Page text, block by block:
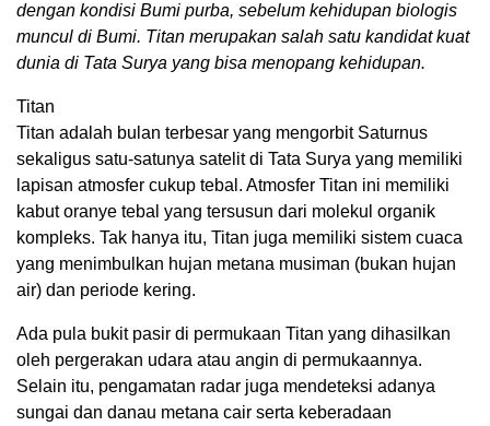
dengan kondisi Bumi purba, sebelum kehidupan biologis
muncul di Bumi. Titan merupakan salah satu kandidat kuat
dunia di Tata Surya yang bisa menopang kehidupan.
Titan
Titan adalah bulan terbesar yang mengorbit Saturnus
sekaligus satu-satunya satelit di Tata Surya yang memiliki
lapisan atmosfer cukup tebal. Atmosfer Titan ini memiliki
kabut oranye tebal yang tersusun dari molekul organik
kompleks. Tak hanya itu, Titan juga memiliki sistem cuaca
yang menimbulkan hujan metana musiman (bukan hujan
air) dan periode kering.
Ada pula bukit pasir di permukaan Titan yang dihasilkan
oleh pergerakan udara atau angin di permukaannya.
Selain itu, pengamatan radar juga mendeteksi adanya
sungai dan danau metana cair serta keberadaan